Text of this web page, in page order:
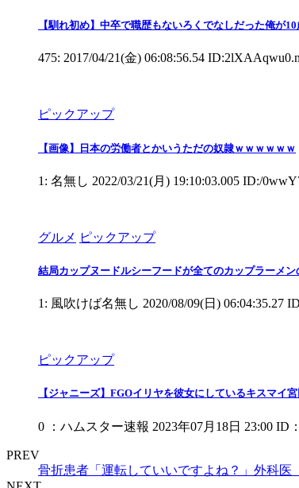
【馴れ初め】中卒で職歴もないろくでなしだった俺が
475: 2017/04/21(金) 06:08:56.54
ピックアップ
【画像】日本の労働者とかいうただの奴隷ｗｗｗｗｗｗ
1: 名無し 2022/03/21(月) 19:10:03.005 ID:/
グルメ ピックアップ
結局カップヌードルシーフードが全てのカップラーメ
1: 風吹けば名無し 2020/08/09(日)
ピックアップ
【ジャニーズ】FGOイリヤを彼女にしているキスマ
0 ：ハムスター速報 2023年07月18日 23:00 ID
PREV
骨折患者「運転していいですよね？」外科医